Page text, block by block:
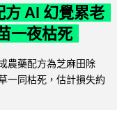
方 AI 幻覺累老
一夜枯死
農藥配方為芝麻田除
一同枯死，估計損失約